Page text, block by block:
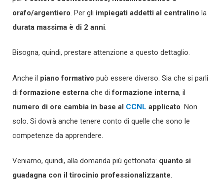
orafo/argentiero . Per gli impiegati addetti al centralino la
durata massima è di 2 anni
Bisogna, quindi, prestare attenzione a questo dettaglio.
Anche il piano formativo può essere diverso. Sia che si parli
diformazione esterna che diformazione interna, il
numero di ore cambia in base al CCNL applicato . Non
solo. Si dovrà anche tenere conto di quelle che sono le
competenze da apprendere.
Veniamo, quindi, alla domanda più gettonata: quanto si
guadagna con il tirocinio professionalizzante.